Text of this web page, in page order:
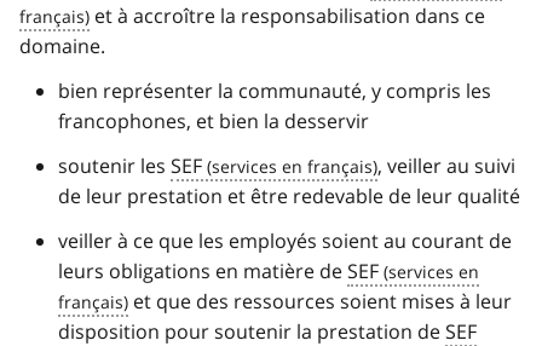
et à accroître la responsabilisation dans ce
domaine.
bien représenter la communauté, y compris les
francophones, et bien la desservir
soutenir les SEF
, veiller au suivi
de leur prestation et être redevable de leur qualité
veiller à ce que les employés soient au courant de
leurs obligations en matière deSEF
et que des ressources soient mises à leur
disposition pour soutenir la prestation deSEF